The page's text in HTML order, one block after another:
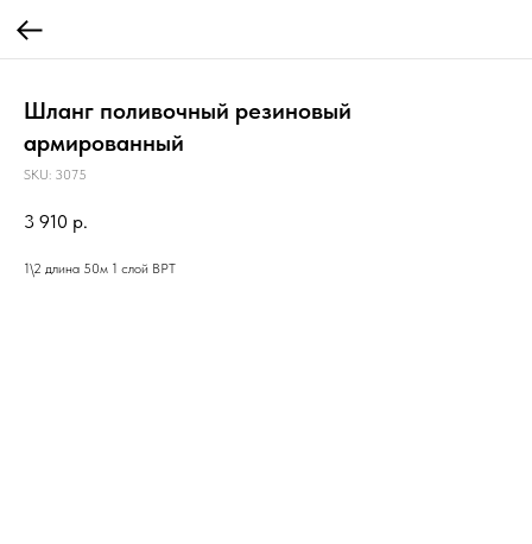
Шланг поливочный резиновый
армированный
SKU: 3075
3 910 р.
1\2 длина 50м 1 слой ВРТ